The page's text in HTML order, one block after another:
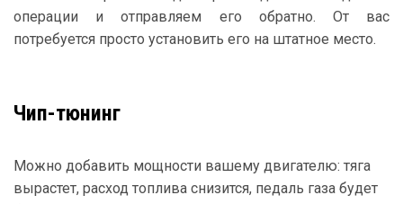
операции и отправляем его обратно. От вас
потребуется просто установить его на штатное место.
Чип-тюнинг
Можно добавить мощности вашему двигателю: тяга
вырастет, расход топлива снизится, педаль газа будет